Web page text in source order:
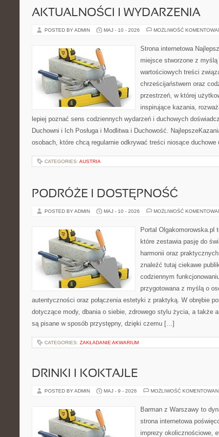
AKTUALNOŚCI I WYDARZENIA
POSTED BY ADMIN MAJ - 10 - 2026 MOŻLIWOŚĆ
Strona internetowa
miejsce stworzone z
wartościowych treści
chrześcijaństwem oraz
przestrzeń, w której
inspirujące kazania,
lepiej poznać sens codziennych wydarzeń i duchowych
Duchowni i Ich Posługa i Modlitwa i Duchowość.
osobach, które chcą regularnie odkrywać treści niosące
CATEGORIES: AUSTRIA
PODRÓŻE I DOSTĘPNOŚĆ
POSTED BY ADMIN MAJ - 10 - 2026 MOŻLIWOŚĆ
Portal Olgakomorowska.pl
które zestawia pasję do
harmonii oraz
znaleźć tutaj ciekawe
codziennym
przygotowana z myślą o
autentyczności oraz połączenia estetyki z praktyką. W obrębie
dotyczące mody, dbania o siebie, zdrowego stylu życia, a także
są pisane w sposób przystępny, dzięki czemu […]
CATEGORIES: ZAKŁADANIE AKWARIUM
DRINKI I KOKTAJLE
POSTED BY ADMIN MAJ - 9 - 2026 MOŻLIWOŚĆ
Barman z Warszawy to
strona internetowa
imprezy okolicznościowe,